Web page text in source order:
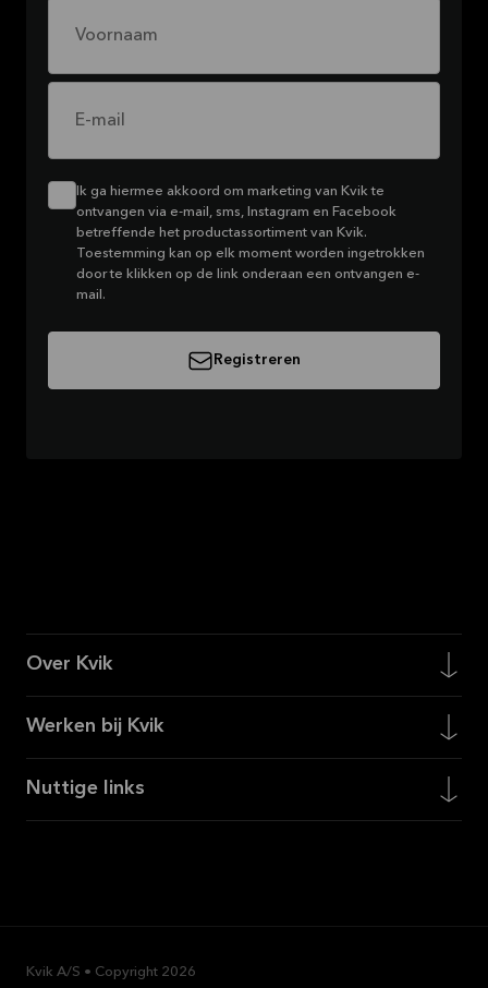
Voornaam
E-mail
Ik ga hiermee akkoord om marketing van Kvik te
ontvangen via e-mail, sms, Instagram en Facebook
betreffende het productassortiment van Kvik.
Toestemming kan op elk moment worden ingetrokken
door te klikken op de link onderaan een ontvangen e-
mail.
Registreren
Over Kvik
Werken bij Kvik
Nuttige links
Kvik A/S • Copyright 2026